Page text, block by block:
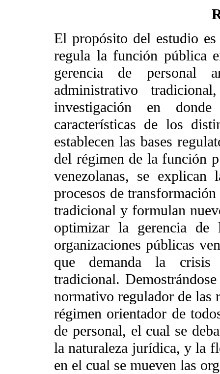
El propósito del estudio
regula la función pública
gerencia de personal
administrativo
investigación en
características de los
establecen las bases
del régimen de la función
venezolanas, se explican
procesos de
tradicional y formulan
optimizar la gerencia
organizaciones públicas
que demanda la crisis
tradicional.
normativo regulador de las
régimen orientador de
de personal, el cual se
la naturaleza jurídica, y la
en el cual se mueven las